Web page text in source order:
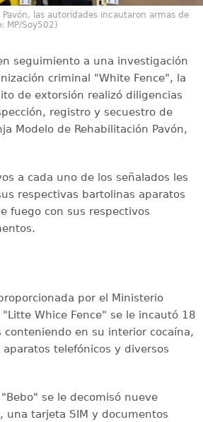
las autoridades incautaron armas de
MP/Soy502)
seguimiento a una investigación
criminal "White Fence", la
de extorsión realizó diligencias
registro y secuestro de
Modelo de Rehabilitación Pavón,
a cada uno de los señalados les
respectivas bartolinas aparatos
fuego con sus respectivos
por el Ministerio
"Litte Whice Fence" se le incautó 18
conteniendo en su interior cocaína,
telefónicos y diversos
se le decomisó nueve
una tarjeta SIM y documentos